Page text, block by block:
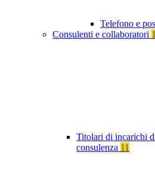
Telefono e
Consulenti e collaboratori
Titolari di incarichi
consulenza 11